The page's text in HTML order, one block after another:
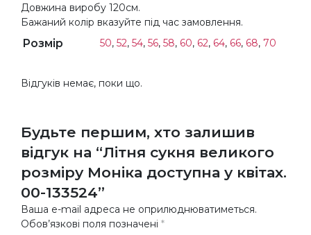
Довжина виробу 120см.
Бажаний колір вказуйте під час замовлення.
Розмір 50, 52, 54, 56, 58, 60, 62, 64, 66, 68, 70
Відгуків немає, поки що.
Будьте першим, хто залишив
відгук на “Літня сукня великого
розміру Моніка доступна у квітах.
00-133524”
Ваша e-mail адреса не оприлюднюватиметься.
Обов’язкові поля позначені *